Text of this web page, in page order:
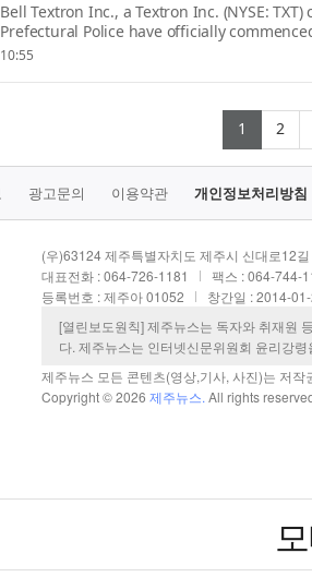
Bell Textron Inc., a Textron Inc. (NYSE:
Prefectural Police have officially
utilizing the Bell 505, marking a landmark
10:55
1 2